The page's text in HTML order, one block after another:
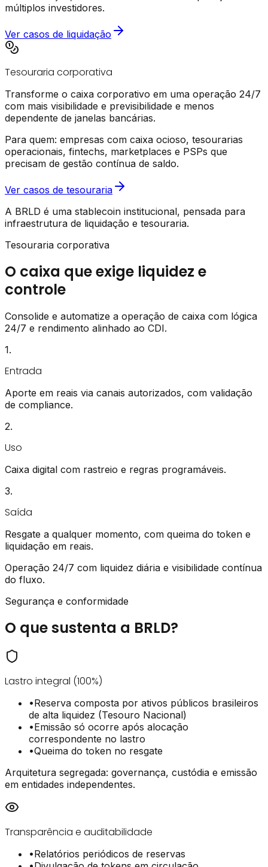
múltiplos investidores.
Ver casos de liquidação
Tesouraria corporativa
Transforme o caixa corporativo em uma operação 24/7
com mais visibilidade e previsibilidade e menos
dependente de janelas bancárias.
Para quem: empresas com caixa ocioso, tesourarias
operacionais, fintechs, marketplaces e PSPs que
precisam de gestão contínua de saldo.
Ver casos de tesouraria
A BRLD é uma stablecoin institucional, pensada para
infraestrutura de liquidação e tesouraria.
Tesouraria corporativa
O caixa que exige liquidez e
controle
Consolide e automatize a operação de caixa com lógica
24/7 e rendimento alinhado ao CDI.
1.
Entrada
Aporte em reais via canais autorizados, com validação
de compliance.
2.
Uso
Caixa digital com rastreio e regras programáveis.
3.
Saída
Resgate a qualquer momento, com queima do token e
liquidação em reais.
Operação 24/7 com liquidez diária e visibilidade contínua
do fluxo.
Segurança e conformidade
O que sustenta a BRLD?
Lastro integral (100%)
•Reserva composta por ativos públicos brasileiros
de alta liquidez (Tesouro Nacional)
•Emissão só ocorre após alocação
correspondente no lastro
•Queima do token no resgate
Arquitetura segregada: governança, custódia e emissão
em entidades independentes.
Transparência e auditabilidade
•Relatórios periódicos de reservas